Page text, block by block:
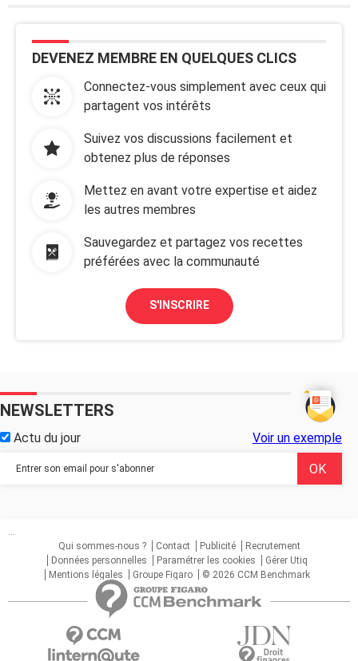
DEVENEZ MEMBRE EN QUELQUES CLICS
Connectez-vous simplement avec ceux qui
partagent vos intérêts
Suivez vos discussions facilement et
obtenez plus de réponses
Mettez en avant votre expertise et aidez
les autres membres
Sauvegardez et partagez vos recettes
préférées avec la communauté
S'INSCRIRE
NEWSLETTERS
Actu du jour Voir un exemple
...
Qui sommes-nous ?
Contact Publicité
Recrutement
Données personnelles
Paramétrer les cookies
Gérer Utiq
Mentions légales
Groupe Figaro © 2026 CCM Benchmark